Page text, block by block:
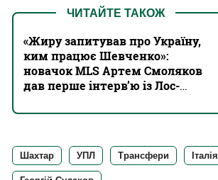
ЧИТАЙТЕ ТАКОЖ
«Жиру запитував про Україну,
ким працює Шевченко»:
новачок MLS Артем Смоляков
дав перше інтерв’ю із Лос-
Шахтар УПЛ Трансфери Італія